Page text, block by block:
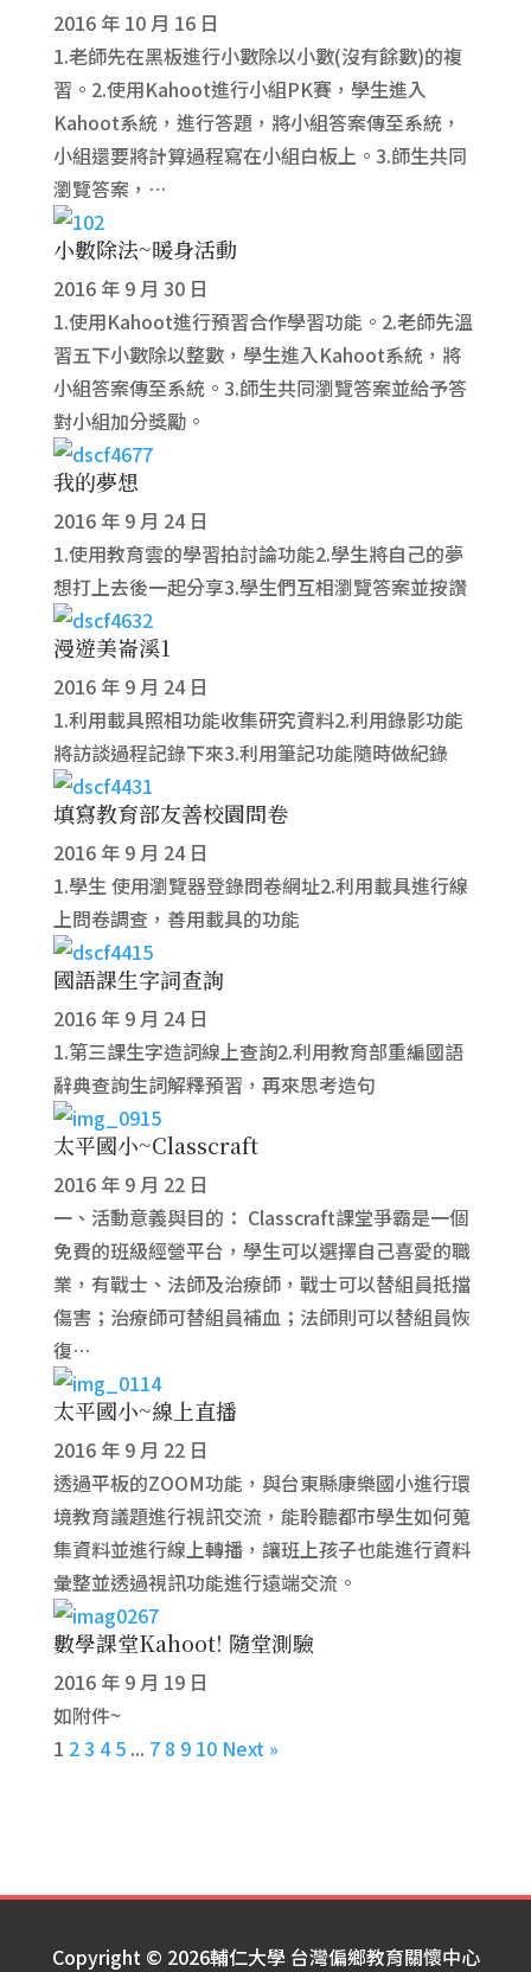
2016 年 10 月 16 日
1.老師先在黑板進行小數除以小數(沒有餘數)的複
習。2.使用Kahoot進行小組PK賽，學生進入
Kahoot系統，進行答題，將小組答案傳至系統，
小組還要將計算過程寫在小組白板上。3.師生共同
瀏覽答案，…
小數除法~暖身活動
2016 年 9 月 30 日
1.使用Kahoot進行預習合作學習功能。2.老師先溫
習五下小數除以整數，學生進入Kahoot系統，將
小組答案傳至系統。3.師生共同瀏覽答案並給予答
對小組加分獎勵。
我的夢想
2016 年 9 月 24 日
1.使用教育雲的學習拍討論功能2.學生將自己的夢
想打上去後一起分享3.學生們互相瀏覽答案並按讚
漫遊美崙溪1
2016 年 9 月 24 日
1.利用載具照相功能收集研究資料2.利用錄影功能
將訪談過程記錄下來3.利用筆記功能隨時做紀錄
填寫教育部友善校園問卷
2016 年 9 月 24 日
1.學生 使用瀏覽器登錄問卷網址2.利用載具進行線
上問卷調查，善用載具的功能
國語課生字詞查詢
2016 年 9 月 24 日
1.第三課生字造詞線上查詢2.利用教育部重編國語
辭典查詢生詞解釋預習，再來思考造句
太平國小~Classcraft
2016 年 9 月 22 日
一、活動意義與目的： Classcraft課堂爭霸是一個
免費的班級經營平台，學生可以選擇自己喜愛的職
業，有戰士、法師及治療師，戰士可以替組員抵擋
傷害；治療師可替組員補血；法師則可以替組員恢
復…
太平國小~線上直播
2016 年 9 月 22 日
透過平板的ZOOM功能，與台東縣康樂國小進行環
境教育議題進行視訊交流，能聆聽都市學生如何蒐
集資料並進行線上轉播，讓班上孩子也能進行資料
彙整並透過視訊功能進行遠端交流。
數學課堂Kahoot! 隨堂測驗
2016 年 9 月 19 日
如附件~
1 23 4 5 ... 7 8 9 10 Next »
Copyright © 2026輔仁大學 台灣偏鄉教育關懷中心